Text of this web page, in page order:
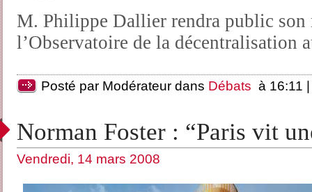
M. Philippe Dallier rendra public son
l’Observatoire de la décentralisation
Posté par Modérateur dans Débats à 16:11
Norman Foster : “Paris vit
Vendredi, 14 mars 2008